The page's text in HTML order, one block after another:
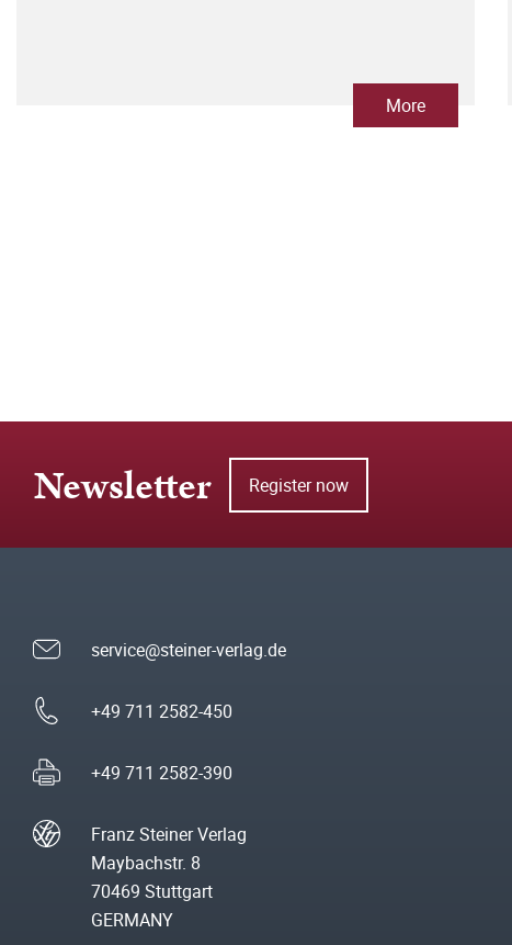
More
Newsletter Register now
service@steiner-verlag.de
+49 711 2582-450
+49 711 2582-390
Franz Steiner Verlag
Maybachstr. 8
70469 Stuttgart
GERMANY